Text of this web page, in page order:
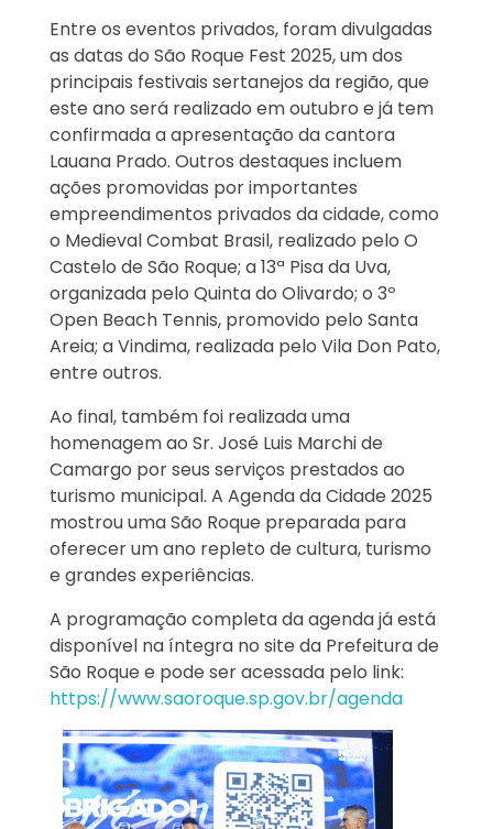
Entre os eventos privados, foram divulgadas
as datas do São Roque Fest 2025, um dos
principais festivais sertanejos da região, que
este ano será realizado em outubro e já tem
confirmada a apresentação da cantora
Lauana Prado. Outros destaques incluem
ações promovidas por importantes
empreendimentos privados da cidade, como
o Medieval Combat Brasil, realizado pelo O
Castelo de São Roque; a 13ª Pisa da Uva,
organizada pelo Quinta do Olivardo; o 3º
Open Beach Tennis, promovido pelo Santa
Areia; a Vindima, realizada pelo Vila Don Pato,
entre outros.
Ao final, também foi realizada uma
homenagem ao Sr. José Luis Marchi de
Camargo por seus serviços prestados ao
turismo municipal. A Agenda da Cidade 2025
mostrou uma São Roque preparada para
oferecer um ano repleto de cultura, turismo
e grandes experiências.
A programação completa da agenda já está
disponível na íntegra no site da Prefeitura de
São Roque e pode ser acessada pelo link:
https://www.saoroque.sp.gov.br/agenda